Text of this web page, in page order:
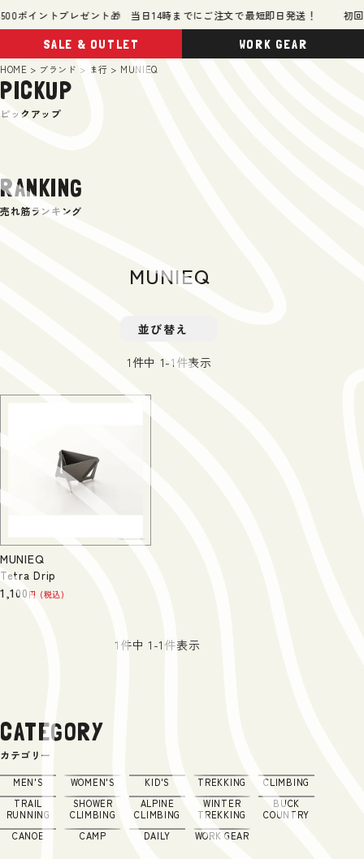
ポイントプレゼント🎁 当日14時までにご注文で最短即日発送！ 初回
WORK GEAR
HOME ブランド ま行 MUNIEQ
PICKUP
ピックアップ
RANKING
売れ筋ランキング
MUNIEQ
並び替え
1件中 1-1 件表示
MUNIEQ
Tetra Drip
1,100 税込
1 件中 1 -1件表示
CATEGORY
カテゴリー
MEN'S WOMEN'S KID'S TREKKING
CLIMBING
TRAIL
RUNNING
SHOWER
CLIMBING
ALPINE
CLIMBING
WINTER
TREKKING
BUCK
COUNTRY
CANOE
CAMP DAILY WORK GEAR
SALE & OUTLET